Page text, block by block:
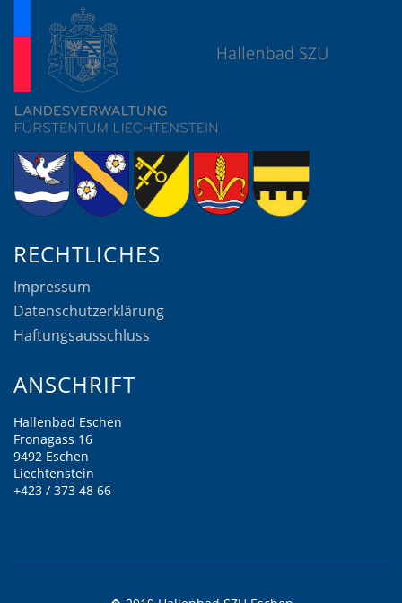
RECHTLICHES
Impressum
Datenschutzerklärung
Haftungsausschluss
ANSCHRIFT
Hallenbad Eschen
Fronagass 16
9492 Eschen
Liechtenstein
+423 / 373 48 66